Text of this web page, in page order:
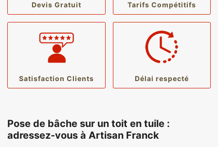
Devis Gratuit Tarifs Compétitifs
Satisfaction Clients Délai respecté
Pose de bâche sur un toit en tuile :
adressez-vous à Artisan Franck